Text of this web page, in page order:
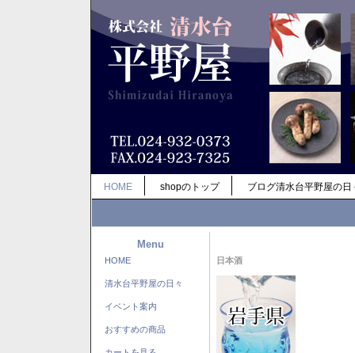
HOME shopのトップ ブログ清水台平野屋の日
Menu
HOME
清水台平野屋の日々
イベント案内
おすすめの商品
日本酒